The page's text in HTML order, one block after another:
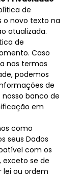
de
o novo texto na
atualizada.
de
Caso
nos termos
podemos
de
banco de
em
como
seus Dados
com os
exceto se de
lei ou ordem